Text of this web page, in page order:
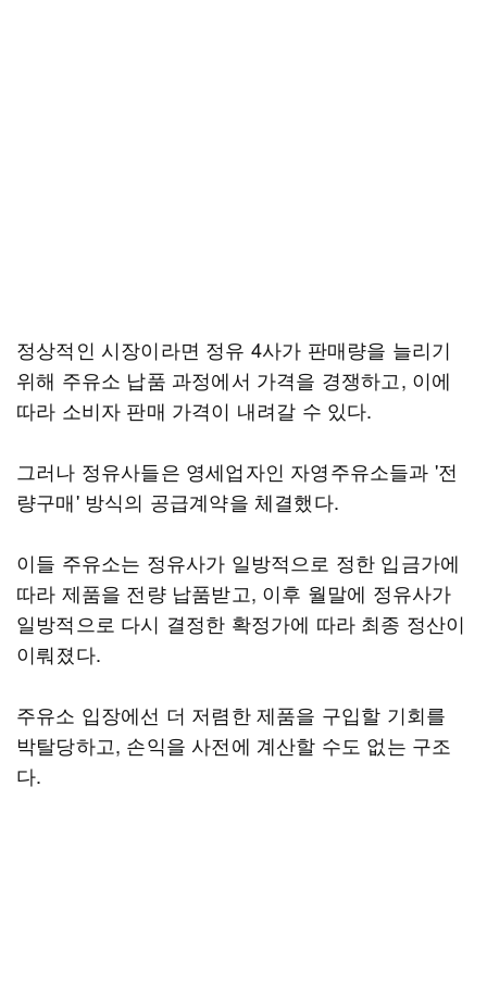
정상적인 시장이라면 정유 4사가 판매량을 늘리기
위해 주유소 납품 과정에서 가격을 경쟁하고, 이에
따라 소비자 판매 가격이 내려갈 수 있다.
그러나 정유사들은 영세업자인 자영주유소들과 '전
량구매' 방식의 공급계약을 체결했다.
이들 주유소는 정유사가 일방적으로 정한 입금가에
따라 제품을 전량 납품받고, 이후 월말에 정유사가
일방적으로 다시 결정한 확정가에 따라 최종 정산이
이뤄졌다.
주유소 입장에선 더 저렴한 제품을 구입할 기회를
박탈당하고, 손익을 사전에 계산할 수도 없는 구조
다.